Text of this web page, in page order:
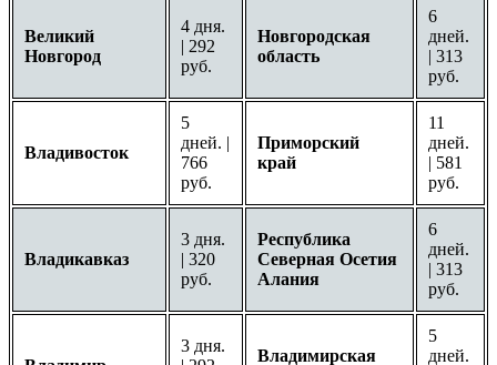
Великий
Новгород
4 дня.
| 292
руб.
Новгородская
область
6
дней.
| 313
руб.
Владивосток
5
дней. |
766
руб.
Приморский
край
11
дней.
| 581
руб.
Владикавказ
3 дня.
| 320
руб.
Республика
Северная Осетия
Алания
6
дней.
| 313
руб.
3 дня.
Владимирская
5
дней.